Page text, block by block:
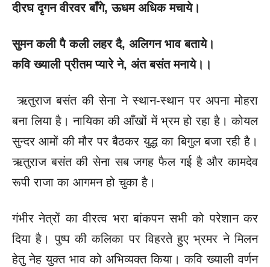
दीरघ दृगन वीरवर बाँगे, ऊधम अधिक मचाये।
सुमन कली पै कली लहर दै, अलिगन भाव बताये।
कवि ख्याली प्रीतम प्यारे ने, अंत बसंत मनाये।।
ऋतुराज बसंत की सेना ने स्थान-स्थान पर अपना मोहरा
बना लिया है। नायिका की आँखों में भ्रम हो रहा है। कोयल
सुन्दर आमों की मौर पर बैठकर युद्ध का बिगुल बजा रही है।
ऋतुराज बसंत की सेना सब जगह फैल गई है और कामदेव
रूपी राजा का आगमन हो चुका है।
गंभीर नेत्रों का वीरत्व भरा बांकपन सभी को परेशान कर
दिया है। पुष्प की कलिका पर विहरते हुए भ्रमर ने मिलन
हेतु नेह युक्त भाव को अभिव्यक्त किया। कवि ख्याली वर्णन